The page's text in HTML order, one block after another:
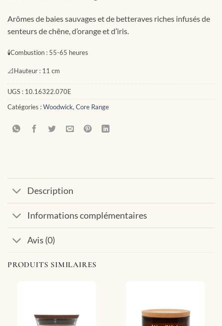
Arômes de baies sauvages et de betteraves riches infusés de
senteurs de chêne, d’orange et d’iris.
🕯Combustion : 55-65 heures
📐Hauteur : 11 cm
UGS : 10.16322.070E
Catégories :Woodwick,Core Range
Description
Informations complémentaires
Avis (0)
PRODUITS SIMILAIRES